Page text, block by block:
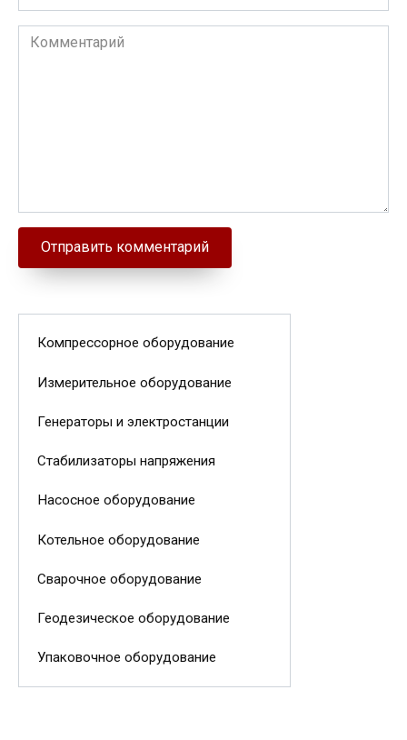
Комментарий
Компрессорное оборудование
Измерительное оборудование
Генераторы и электростанции
Стабилизаторы напряжения
Насосное оборудование
Котельное оборудование
Сварочное оборудование
Геодезическое оборудование
Упаковочное оборудование